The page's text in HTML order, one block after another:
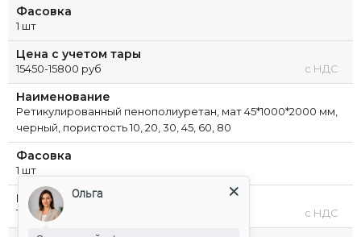
Фасовка
1 шт
Цена с учетом тары
15450-15800 руб с НДС
Наименование
Ретикулированный пенополиуретан, мат 45*1000*2000 мм,
черный, пористость 10, 20, 30, 45, 60, 80
Фасовка
1 шт
Цена с учетом тары
16950-17250 руб с НДС
Ольга